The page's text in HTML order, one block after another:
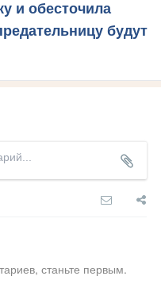
и обесточила
будут
станьте первым.